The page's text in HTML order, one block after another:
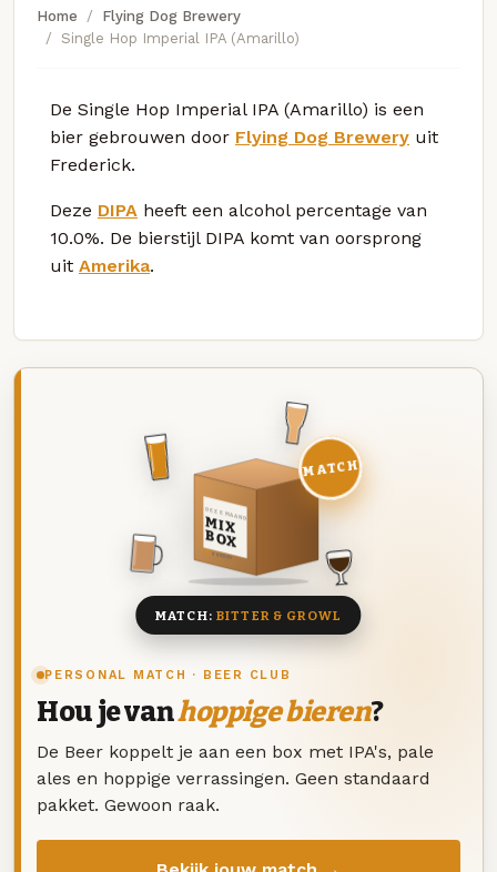
Home
Flying Dog Brewery
Single Hop Imperial IPA (Amarillo)
De Single Hop Imperial IPA (Amarillo) is een
bier gebrouwen door Flying Dog Brewery uit
Frederick.
Deze DIPA heeft een alcohol percentage van
10.0%. De bierstijl DIPA komt van oorsprong
uit Amerika.
PERSONAL MATCH · BEER CLUB
Hou je vanhoppige bieren?
De Beer koppelt je aan een box met IPA's, pale
ales en hoppige verrassingen. Geen standaard
pakket. Gewoon raak.
DEZE MAAND
MIX
BOX
8 BIEREN
MATCH
MATCH: BITTER & GROWL